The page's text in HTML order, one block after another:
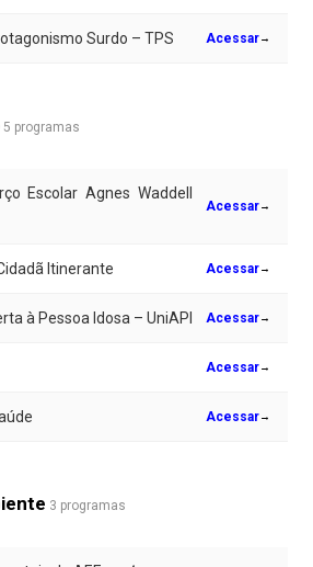
Surdo – TPS Acessar→
5 programas
Escolar Agnes Waddell
Acessar→
Itinerante Acessar→
à Pessoa Idosa – UniAPI Acessar→
Acessar→
Acessar→
3 programas